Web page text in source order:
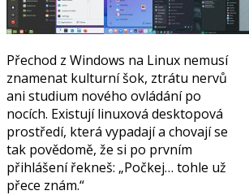
Přechod z Windows na Linux nemusí
znamenat kulturní šok, ztrátu nervů
ani studium nového ovládání po
nocích. Existují linuxová desktopová
prostředí, která vypadají a chovají se
tak povědomě, že si po prvním
přihlášení řekneš: „Počkej… tohle už
přece znám.“